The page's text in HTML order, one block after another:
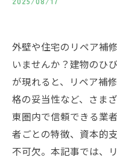
外壁や住宅のリペア補
いませんか？建物のひ
が現れると、リペア補
格の妥当性など、さま
東圏内で信頼できる業
者ごとの特徴、資本的
不可欠。本記事では、